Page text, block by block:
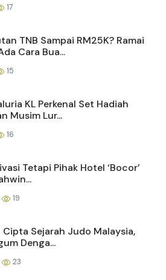
17
TNB Sampai RM25K? Ramai
Cara Bua...
15
KL Perkenal Set Hadiah
Musim Lur...
16
Tetapi Pihak Hotel ‘Bocor’
19
Cipta Sejarah Judo Malaysia,
Denga...
23